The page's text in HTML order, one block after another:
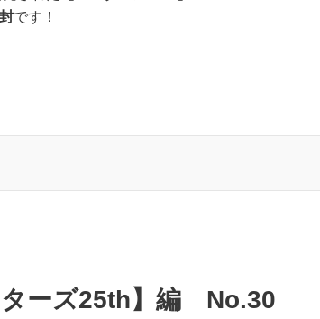
です！
ターズ25th】編 No.30